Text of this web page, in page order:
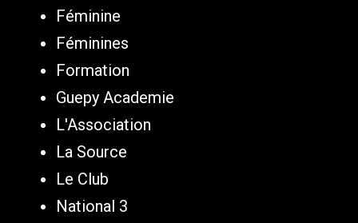
Féminine
Féminines
Formation
Guepy Academie
L'Association
La Source
Le Club
National 3